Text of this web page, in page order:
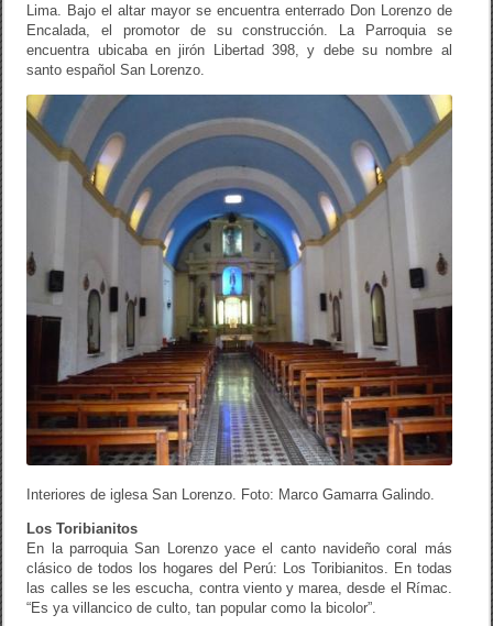
Lima. Bajo el altar mayor se encuentra enterrado Don Lorenzo de
Encalada, el promotor de su construcción. La Parroquia se
encuentra ubicaba en jirón Libertad 398, y debe su nombre al
santo español San Lorenzo.
Interiores de iglesa San Lorenzo. Foto: Marco Gamarra Galindo.
Los Toribianitos
En la parroquia San Lorenzo yace el canto navideño coral más
clásico de todos los hogares del Perú: Los Toribianitos. En todas
las calles se les escucha, contra viento y marea, desde el Rímac.
“Es ya villancico de culto, tan popular como la bicolor”.